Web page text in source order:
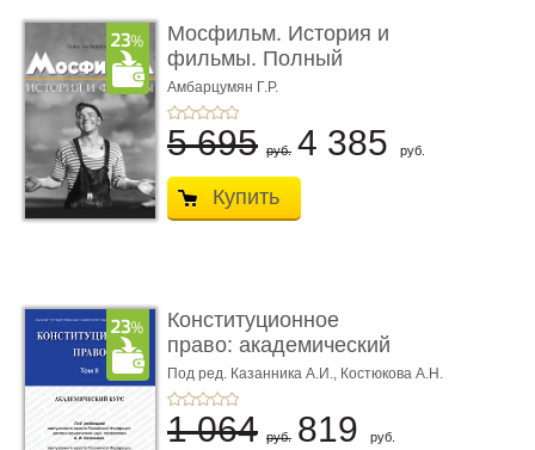
Мосфильм. История и
фильмы. Полный
иллюстриров ...
Амбарцумян Г.Р.
5 695 руб. 4 385 руб.
Купить
Конституционное
право: академический
курс. То� ...
Под ред. Казанника А.И., Костюкова А.Н.
1 064 руб. 819 руб.